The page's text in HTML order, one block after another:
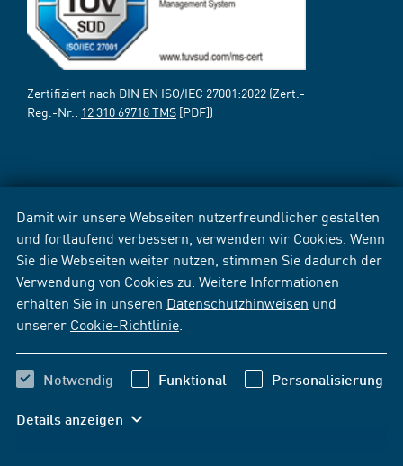
Damit wir unsere Webseiten nutzerfreundlicher gestalten
und fortlaufend verbessern, verwenden wir Cookies. Wenn
Sie die Webseiten weiter nutzen, stimmen Sie dadurch der
Verwendung von Cookies zu. Weitere Informationen
erhalten Sie in unseren Datenschutzhinweisen und
unserer Cookie-Richtlinie
Notwendig Funktional Personalisierung
Details anzeigen
Zertifiziert nach DIN EN ISO/IEC 27001:2022 (Zert.-
Reg.-Nr.: 12 310 69718 TMS [PDF])